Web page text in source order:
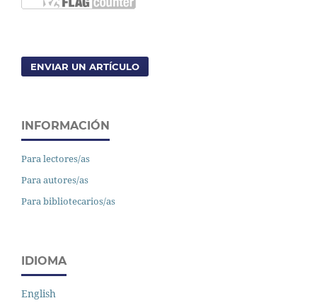
ENVIAR UN ARTÍCULO
INFORMACIÓN
Para lectores/as
Para autores/as
Para bibliotecarios/as
IDIOMA
English